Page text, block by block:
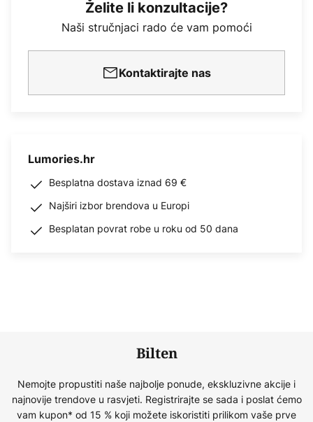
Želite li konzultacije?
Naši stručnjaci rado će vam pomoći
Kontaktirajte nas
Lumories.hr
Besplatna dostava iznad 69 €
Najširi izbor brendova u Europi
Besplatan povrat robe u roku od 50 dana
Bilten
Nemojte propustiti naše najbolje ponude, ekskluzivne akcije i
najnovije trendove u rasvjeti. Registrirajte se sada i poslat ćemo
vam kupon* od 15 % koji možete iskoristiti prilikom vaše prve